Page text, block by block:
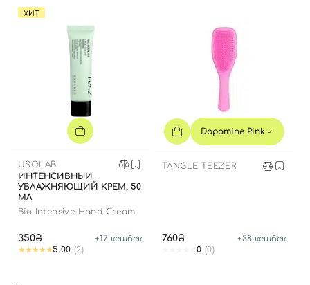
ХИТ
USOLAB
ИНТЕНСИВНЫЙ
УВЛАЖНЯЮЩИЙ КРЕМ, 50
МЛ
Bio Intensive Hand Cream
350₴ +17 кешбек
5.00 (2)
Dopamine Pink
TANGLE TEEZER
760₴ +38 кешбек
0 (0)